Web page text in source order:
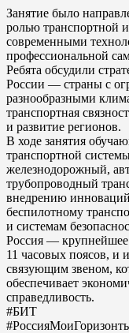
Занятие было
ролью транспортной
современными
профессиональной
Ребята обсудили
России — страны с
разнообразными
транспортная
и развитие регионов.
В ходе занятия
транспортной
железнодорожный,
трубопроводный
внедрению
беспилотному
и системам
Россия — крупнейшее
11 часовых поясов, и
связующим звеном,
обеспечивает
справедливость.
#БИТ